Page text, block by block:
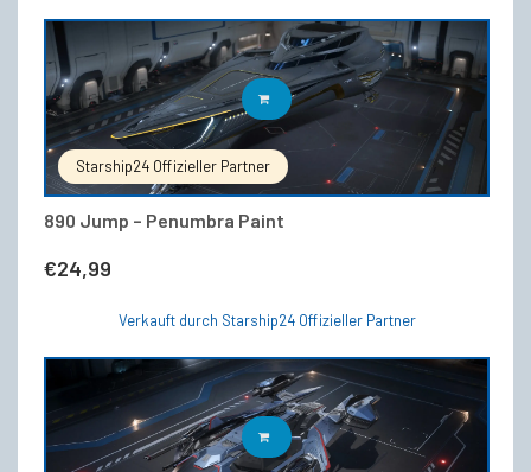
Starship24 Offizieller Partner
890 Jump – Penumbra Paint
€24,99
IN DEN WARENKORB
Verkauft durch Starship24 Offizieller Partner
IN DEN WARENKORB